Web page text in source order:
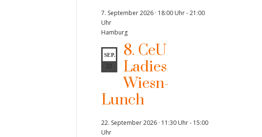
7. September 2026 · 18:00 Uhr-21:00
Uhr
Hamburg
SEP.
22
8. CeU
Ladies
Wiesn-
Lunch
22. September 2026 · 11:30 Uhr- 15:00
Uhr